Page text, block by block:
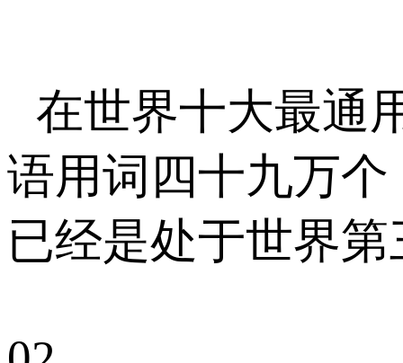
在世界十大最通
语用词四十九万
已经是处于世界